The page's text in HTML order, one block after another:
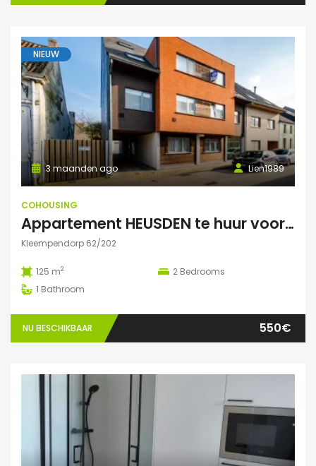
NIEUW
Lien1989
3 maanden ago
COHOUSING
Appartement HEUSDEN te huur voor COHOUSING
Kleempendorp 62/202
125 m2 2 Bedrooms
1 Bathroom
NU BESCHIKBAAR 550€